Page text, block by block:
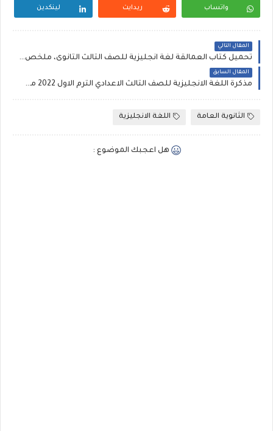
واتساب ريدايت لينكدين
المقال التالي
تحميل كتاب العمالقة لغة انجليزية للصف الثالث الثانوى، ملخص العمالقة إنجليزي ثانوية عامة 2022
المقال السابق
مذكرة اللغة الانجليزية للصف الثالث الاعدادي الترم الاول 2022 مستر ياسـر صديق، شرح وتدريبات إنجليزي ثالثة اعدادي
الثانوية العامة اللغة الانجليزية
هل اعجبك الموضوع :